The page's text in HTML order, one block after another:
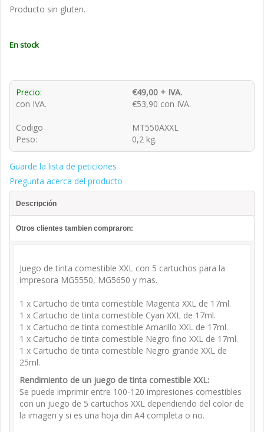
Producto sin gluten.
En stock
Precio:
€49,00 + IVA.
con IVA.
€53,90 con IVA.
Codigo
MT550AXXL
Peso:
0,2 kg.
Guarde la lista de peticiones
Pregunta acerca del producto
Descripción
Otros clientes tambien compraron:
Juego de tinta comestible XXL con 5 cartuchos para la
impresora MG5550, MG5650 y mas.
1 x Cartucho de tinta comestible Magenta XXL de 17ml.
1 x Cartucho de tinta comestible Cyan XXL de 17ml.
1 x Cartucho de tinta comestible Amarillo XXL de 17ml.
1 x Cartucho de tinta comestible Negro fino XXL de 17ml.
1 x Cartucho de tinta comestible Negro grande XXL de
25ml.
Rendimiento de un juego de tinta comestible XXL:
Se puede imprimir entre 100-120 impresiones comestibles
con un juego de 5 cartuchos XXL dependiendo del color de
la imagen y si es una hoja din A4 completa o no.